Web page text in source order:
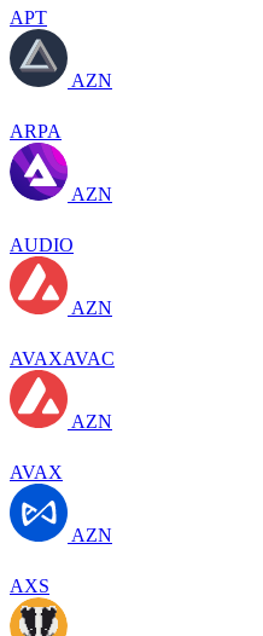
APT
AZN
ARPA
AZN
AUDIO
AZN
AVAXAVAC
AZN
AVAX
AZN
AXS